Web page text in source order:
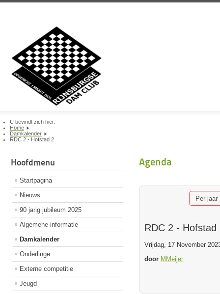
U bevindt zich hier:
Home
Damkalender
RDC 2 - Hofstad 2
Hoofdmenu
Startpagina
Nieuws
90 jarig jubileum 2025
Algemene informatie
Damkalender
Onderlinge
Externe competitie
Jeugd
Agenda
Per jaar
RDC 2 - Hofstad
Vrijdag, 17 November
door MMeijer